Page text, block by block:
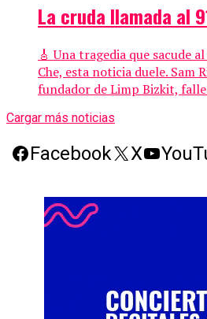
La cruda llamada al
🎸 Una tragedia que sacude
Che, esta noticia duele. Sam
fundador de Limp Bizkit,
Cargar más noticias
Facebook X